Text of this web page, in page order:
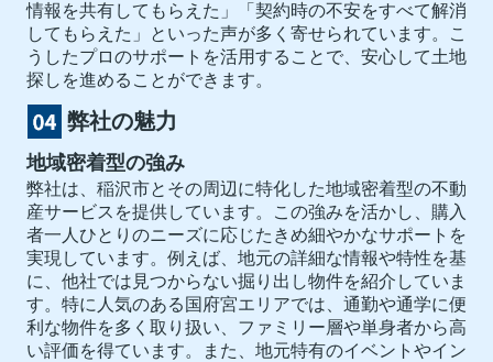
情報を共有してもらえた」「契約時の不安をすべて解消
してもらえた」といった声が多く寄せられています。こ
うしたプロのサポートを活用することで、安心して土地
探しを進めることができます。
弊社の魅力
地域密着型の強み
弊社は、稲沢市とその周辺に特化した地域密着型の不動
産サービスを提供しています。この強みを活かし、購入
者一人ひとりのニーズに応じたきめ細やかなサポートを
実現しています。例えば、地元の詳細な情報や特性を基
に、他社では見つからない掘り出し物件を紹介していま
す。特に人気のある国府宮エリアでは、通勤や通学に便
利な物件を多く取り扱い、ファミリー層や単身者から高
い評価を得ています。また、地元特有のイベントやイン